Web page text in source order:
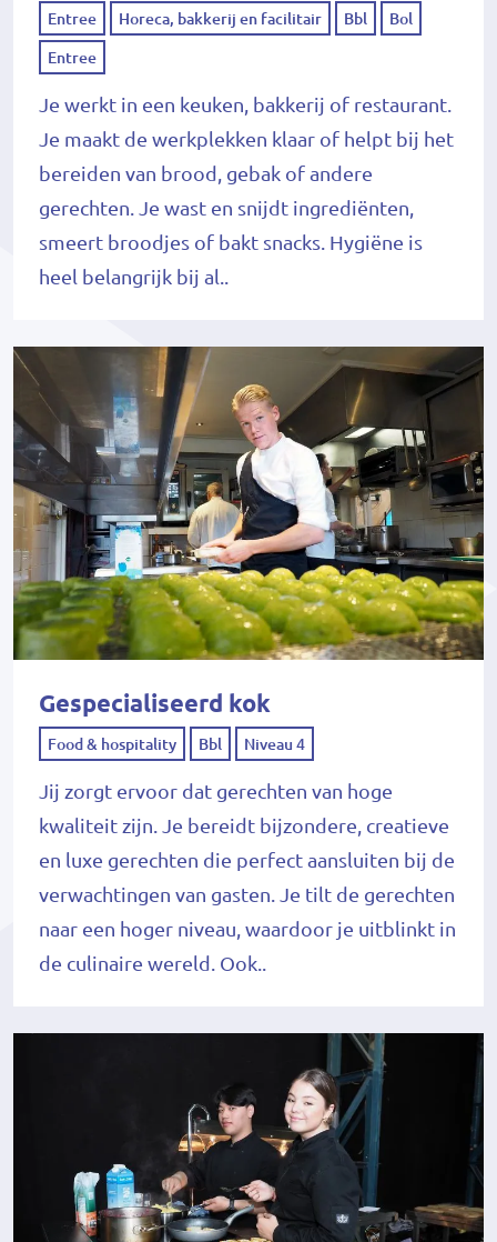
Entree Horeca, bakkerij en facilitair Bbl Bol
Entree
Je werkt in een keuken, bakkerij of restaurant.
Je maakt de werkplekken klaar of helpt bij het
bereiden van brood, gebak of andere
gerechten. Je wast en snijdt ingrediënten,
smeert broodjes of bakt snacks. Hygiëne is
heel belangrijk bij al..
Gespecialiseerd kok
Food & hospitality Bbl Niveau 4
Jij zorgt ervoor dat gerechten van hoge
kwaliteit zijn. Je bereidt bijzondere, creatieve
en luxe gerechten die perfect aansluiten bij de
verwachtingen van gasten. Je tilt de gerechten
naar een hoger niveau, waardoor je uitblinkt in
de culinaire wereld. Ook..